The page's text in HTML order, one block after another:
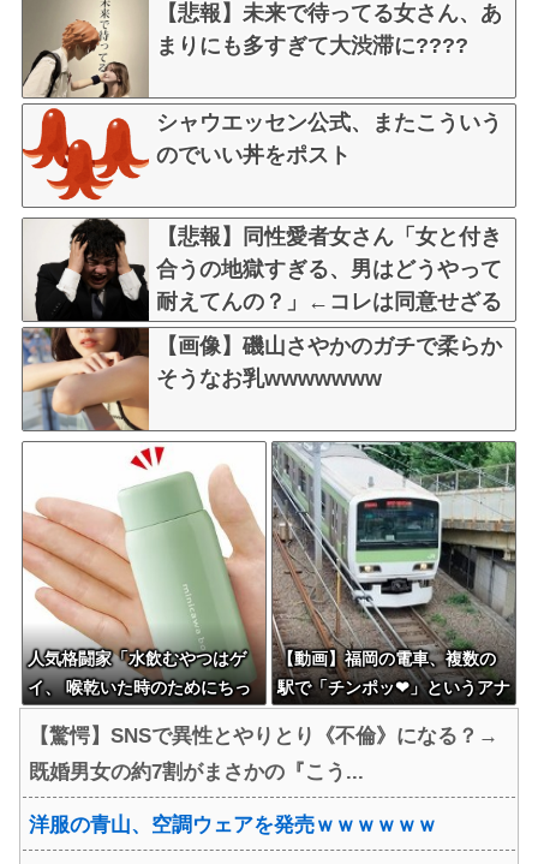
【悲報】未来で待ってる女さん、あ
まりにも多すぎて大渋滞に????
シャウエッセン公式、またこういう
のでいい丼をポスト
【悲報】同性愛者女さん「女と付き
合うの地獄すぎる、男はどうやって
耐えてんの？」←コレは同意せざる
おえないと話題に
【画像】磯山さやかのガチで柔らか
そうなお乳wwwwwww
人気格闘家「水飲むやつはゲ
イ、 喉乾いた時のためにちっ
か。」
【動画】福岡の電車、複数の
駅で「チンポッ❤」というアナ
www
【驚愕】SNSで異性とやりとり《不倫》になる？→
既婚男女の約7割がまさかの『こう...
洋服の青山、空調ウェアを発売ｗｗｗｗｗｗ